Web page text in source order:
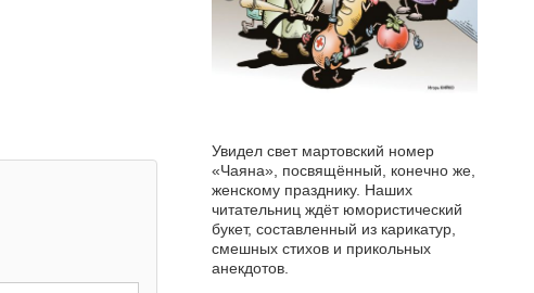
Увидел свет мартовский номер
«Чаяна», посвящённый, конечно же,
женскому празднику. Наших
читательниц ждёт юмористический
букет, составленный из карикатур,
смешных стихов и прикольных
анекдотов.